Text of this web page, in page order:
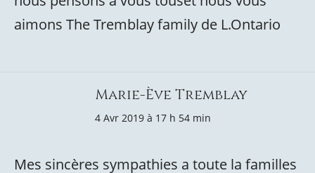
aimons The Tremblay family de L.Ontario
Marie-Ève Tremblay
4 Avr 2019 à 17 h 54 min
Mes sincères sympathies a toute la familles